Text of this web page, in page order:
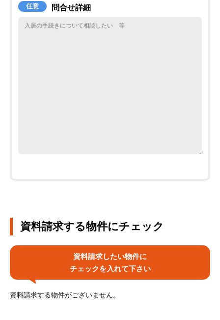
任意 問合せ詳細
資料請求する物件にチェック
資料請求したい物件に
チェックを入れて下さい
資料請求する物件がございません。